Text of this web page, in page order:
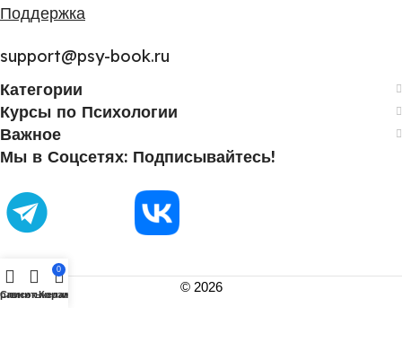
Поддержка
support@psy-book.ru
Категории
Курсы по Психологии
Важное
Мы в Соцсетях: Подписывайтесь!
© 2026
Список желаний
0
Корзина